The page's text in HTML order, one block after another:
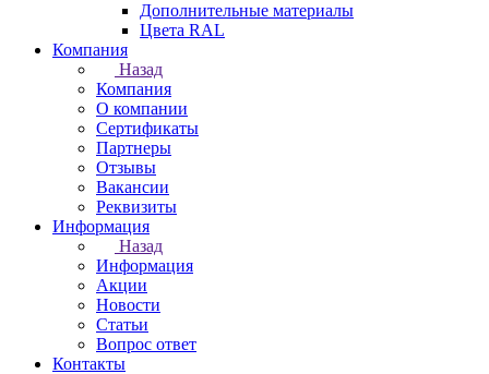
Дополнительные материалы
Цвета RAL
Компания
Назад
Компания
О компании
Сертификаты
Партнеры
Отзывы
Вакансии
Реквизиты
Информация
Назад
Информация
Акции
Новости
Статьи
Вопрос ответ
Контакты